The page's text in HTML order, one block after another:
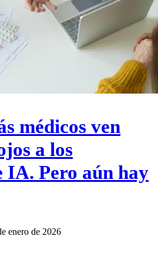
médicos ven
a los
IA. Pero aún hay
enero de 2026